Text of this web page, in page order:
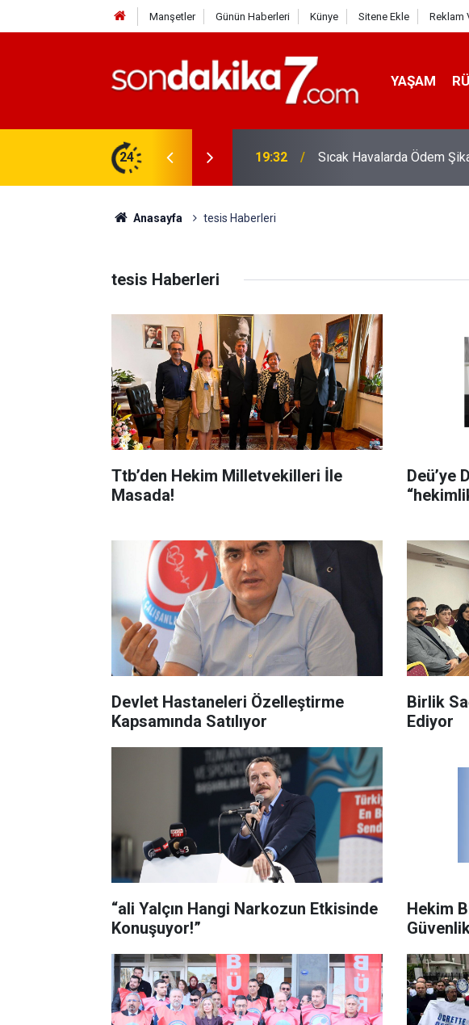
Manşetler Günün Haberleri Künye Sitene Ekle Reklam
YAŞAM
24 19:32 Sıcak Havalarda Ödem
Anasayfa tesis Haberleri
tesis Haberleri
Ttb’den Hekim Milletvekilleri İle
Masada!
Deü’ye
Devlet Hastaneleri Özelleştirme
Kapsamında Satılıyor
Birlik
Ediyor
“ali Yalçın Hangi Narkozun Etkisinde
Konuşuyor!”
Hekim